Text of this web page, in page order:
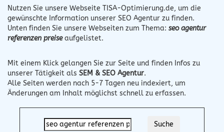
Nutzen Sie unsere Webseite TISA-Optimierung.de, um die
gewünschte Information unserer SEO Agentur zu finden.
Unten finden Sie unsere Webseiten zum Thema: seo agentur
referenzen preiseaufgelistet.
Mit einem Klick gelangen Sie zur Seite und finden Infos zu
unserer Tätigkeit als SEM & SEO Agentur.
Alle Seiten werden nach 5-7 Tagen neu indexiert, um
Änderungen am Inhalt möglichst schnell zu erfassen.